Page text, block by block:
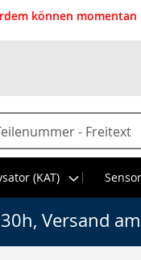
können
(KAT)
Versand